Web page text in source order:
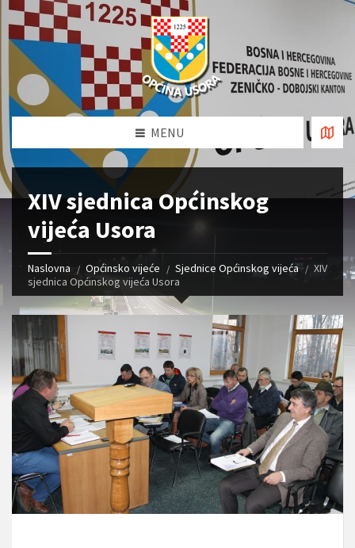
MENU
XIV sjednica Općinskog
vijeća Usora
Naslovna Općinsko vijeće Sjednice Općinskog vijeća
XIV
sjednica Općinskog vijeća Usora